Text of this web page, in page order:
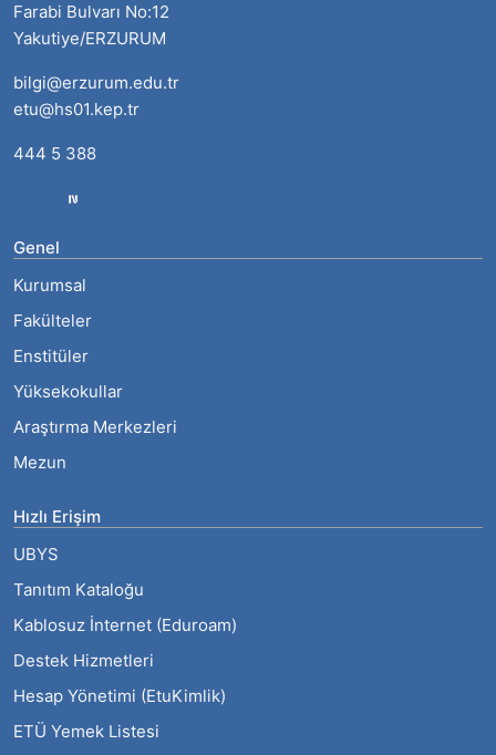
Farabi Bulvarı No:12
Yakutiye/ERZURUM
bilgi@erzurum.edu.tr
etu@hs01.kep.tr
444 5 388
Genel
Kurumsal
Fakülteler
Enstitüler
Yüksekokullar
Araştırma Merkezleri
Mezun
Hızlı Erişim
UBYS
Tanıtım Kataloğu
Kablosuz İnternet (Eduroam)
Destek Hizmetleri
Hesap Yönetimi (EtuKimlik)
ETÜ Yemek Listesi